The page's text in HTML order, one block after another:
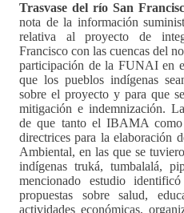
Trasvase del río San
nota de la información
relativa al proyecto de
Francisco con las cuencas del
participación de la FUNAI en
que los pueblos indígenas
sobre el proyecto y para que
mitigación e indemnización.
de que tanto el IBAMA
directrices para la elaboración
Ambiental, en las que se
indígenas truká, tumbalalá,
mencionado estudio
propuestas sobre salud,
actividades económicas,